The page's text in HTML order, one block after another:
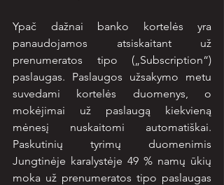
Ypač dažnai banko kortelės yra
panaudojamos atsiskaitant už
prenumeratos tipo („Subscription“)
paslaugas. Paslaugos užsakymo metu
suvedami kortelės duomenys, o
mokėjimai už paslaugą kiekvieną
mėnesį nuskaitomi automatiškai.
Paskutinių tyrimų duomenimis
Jungtinėje karalystėje 49 % namų ūkių
moka už prenumeratos tipo paslaugas